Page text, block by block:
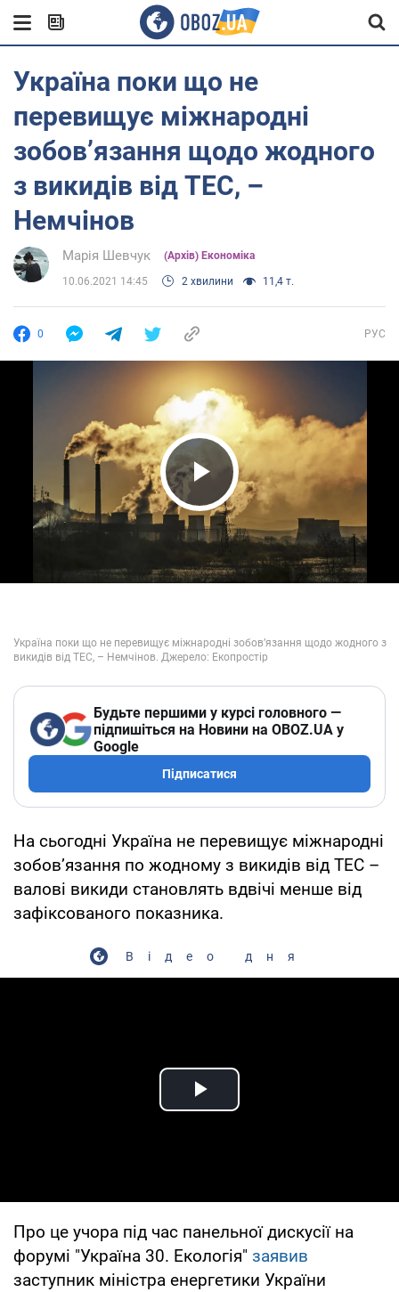
Україна поки що не
перевищує міжнародні
зобов’язання щодо жодного
з викидів від ТЕС, –
Немчінов
Марія Шевчук (Архів) Економіка
10.06.2021 14:45 2 хвилини 11,4 т.
0 РУС
Play Video
Будьте першими у курсі головного —
підпишіться на Новини на OBOZ.UA у
Google
Підписатися
На сьогодні Україна не перевищує міжнародні
зобов’язання по жодному з викидів від ТЕС –
валові викиди становлять вдвічі менше від
зафіксованого показника.
Відео дня
Play Video
Про це учора під час панельної дискусії на
форумі "Україна 30. Екологія" заявив
заступник міністра енергетики України